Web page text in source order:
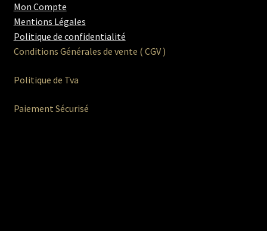
Mon Compte
Mentions Légales
Politique de confidentialité
Conditions Générales de vente ( CGV )
Politique de Tva
Paiement Sécurisé